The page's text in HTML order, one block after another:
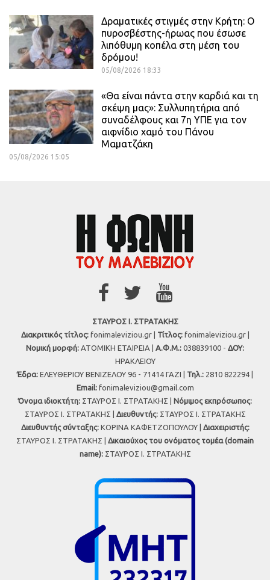
Δραματικές στιγμές στην Κρήτη: Ο
πυροσβέστης-ήρωας που έσωσε
λιπόθυμη κοπέλα στη μέση του
δρόμου!
05/08/2026 18:33
«Θα είναι πάντα στην καρδιά και τη
σκέψη μας»: Συλλυπητήρια από
συναδέλφους και 7η ΥΠΕ για τον
αιφνίδιο χαμό του Πάνου
Μαματζάκη
05/08/2026 15:05
ΣΤΑΥΡΟΣ Ι. ΣΤΡΑΤΑΚΗΣ
Διακριτικός τίτλος:fonimaleviziou.gr | Τίτλος:fonimaleviziou.gr |
Νομική μορφή: ΑΤΟΜΙΚΗ ΕΤΑΙΡΕΙΑ | Α.Φ.Μ.: 038839100 - ΔΟΥ:
ΗΡΑΚΛΕΙΟΥ
Έδρα: ΕΛΕΥΘΕΡΙΟΥ ΒΕΝΙΖΕΛΟΥ 96 - 71414 ΓΑΖΙ | Τηλ.: 2810 822294 |
Εmail: fonimaleviziou@gmail.com
Όνομα ιδιοκτήτη: ΣΤΑΥΡΟΣ Ι. ΣΤΡΑΤΑΚΗΣ | Νόμιμος εκπρόσωπος:
ΣΤΑΥΡΟΣ Ι. ΣΤΡΑΤΑΚΗΣ | Διευθυντής:ΣΤΑΥΡΟΣ Ι. ΣΤΡΑΤΑΚΗΣ
Διευθυντής σύνταξης:ΚΟΡΙΝΑ ΚΑΦΕΤΖΟΠΟΥΛΟΥ | Διαχειριστής:
ΣΤΑΥΡΟΣ Ι. ΣΤΡΑΤΑΚΗΣ | Δικαιούχος του ονόματος τομέα (domain
name):ΣΤΑΥΡΟΣ Ι. ΣΤΡΑΤΑΚΗΣ